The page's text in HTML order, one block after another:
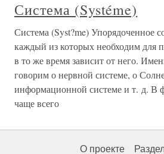
Система (Systéme)
Система (Syst?me) Упорядоченное
каждый из которых необходим для
в то же время зависит от него.
говорим о нервной системе, о
информационной системе и т. д. В
чаще всего
О проекте